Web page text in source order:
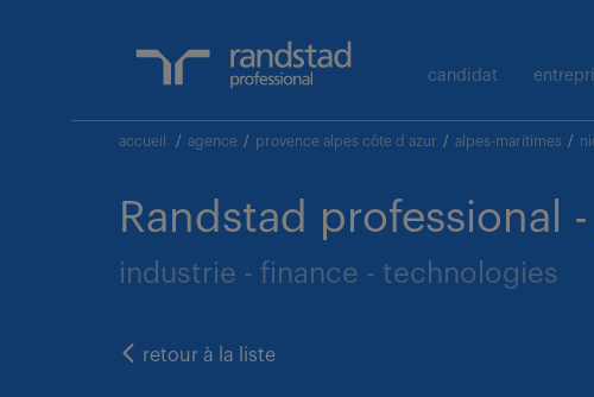
candidat
accueil / agence / provence alpes côte d azur / alpes-maritimes /
Randstad professional
industrie - finance - technologies
retour à la liste